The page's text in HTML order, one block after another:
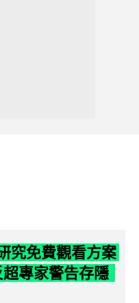
究免費觀看方案
專家警告存隱